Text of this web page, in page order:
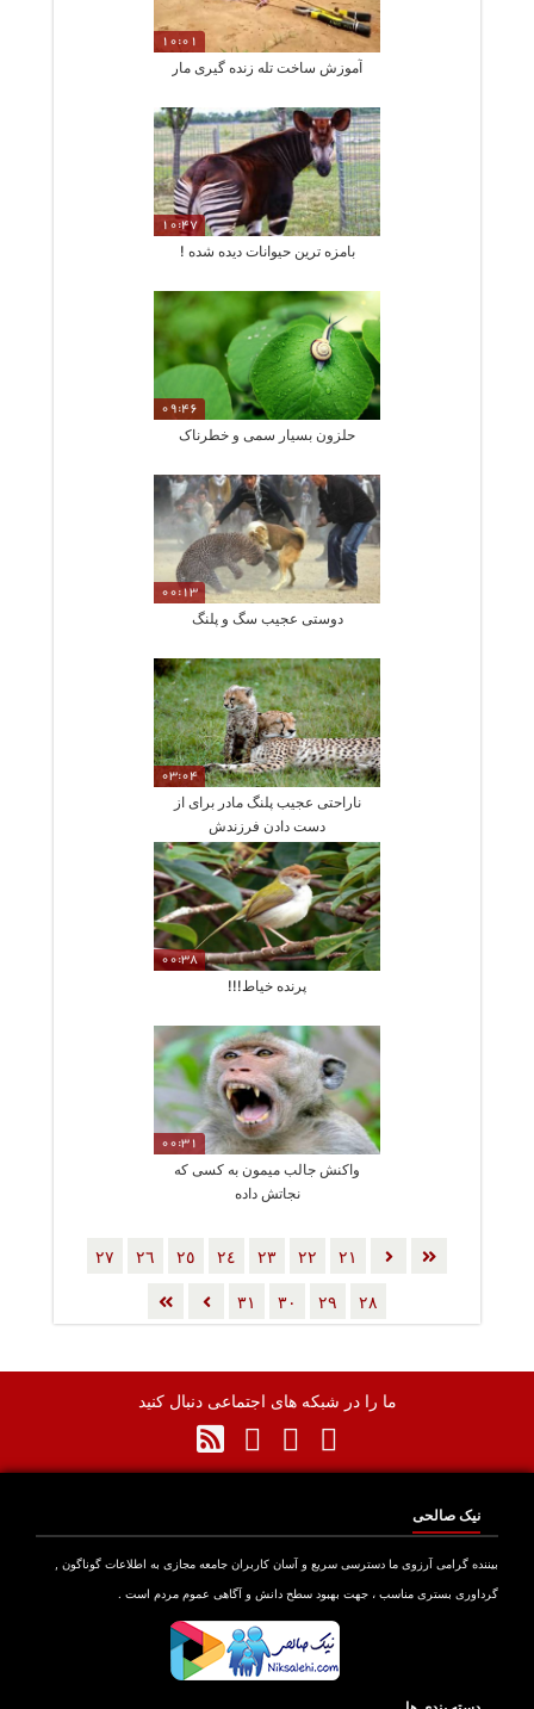
10:01
آموزش ساخت تله زنده گیری مار
10:47
بامزه ترین حیوانات دیده شده !
09:46
حلزون بسیار سمی و خطرناک
00:13
دوستی عجیب سگ و پلنگ
03:04
ناراحتی عجیب پلنگ مادر برای از
دست دادن فرزندش
00:38
پرنده خیاط!!!
00:31
واکنش جالب میمون به کسی که
نجاتش داده
٢١ ٢٢ ٢٣ ٢٤ ٢٥ ٢٦ ٢٧
٢٨ ٢٩ ٣٠ ٣١
ما را در شبکه های اجتماعی دنبال کنید
نیک صالحی
بیننده گرامی آرزوی ما دسترسی سریع و آسان کاربران جامعه مجازی به اطلاعات گوناگون ,
گرداوری بستری مناسب ، جهت بهبود سطح دانش و آگاهی عموم مردم است .